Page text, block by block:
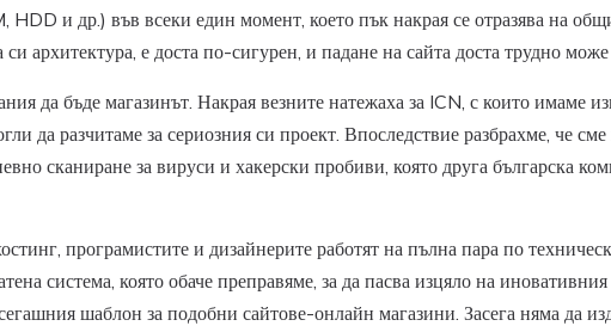
и др.) във всеки един момент, което пък накрая се отразява на
архитектура, е доста по-сигурен, и падане на сайта доста трудно
да бъде магазинът. Накрая везните натежаха за ICN, с които имаме
да разчитаме за сериозния си проект. Впоследствие разбрахме, че
сканиране за вируси и хакерски пробиви, която друга българска
програмистите и дизайнерите работят на пълна пара по
система, която обаче преправяме, за да пасва изцяло на
шаблон за подобни сайтове-онлайн магазини. Засега няма да